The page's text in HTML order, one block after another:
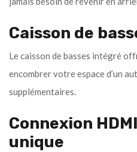
Caisson de
Le caisson de basses intégré
encombrer votre espace d’un
supplémentaires.
Connexion
unique